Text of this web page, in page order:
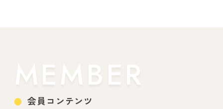
MEMBER
会員コンテンツ